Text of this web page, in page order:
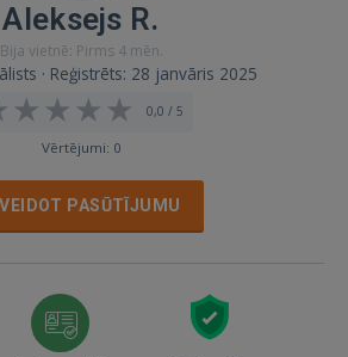
Aleksejs R.
Bija vietnē: Pirms 4 mēn.
· Reģistrēts: 28 janvāris 2025
0,0 / 5
Vērtējumi: 0
PASŪTĪJUMU